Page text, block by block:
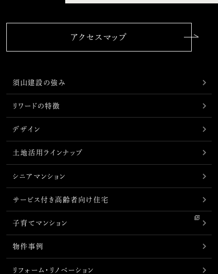
アクセスマップ
須山建設の強み
リワードの特徴
デザイン
土地活用ラインナップ
シニアマンション
サービス付き高齢者向け住宅
子育てマンション
物件事例
リフォーム・リノベーション